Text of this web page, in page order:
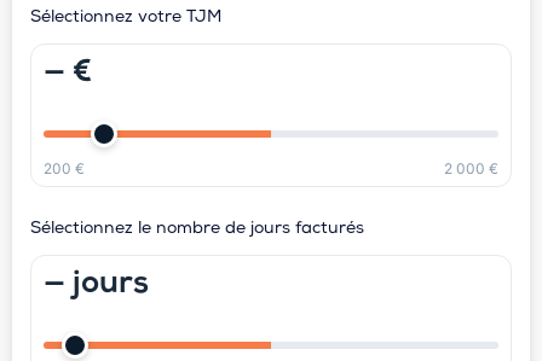
Sélectionnez votre TJM
— €
200 € 2 000 €
Sélectionnez le nombre de jours facturés
— jours